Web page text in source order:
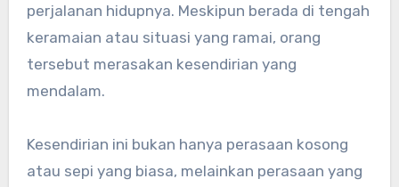
perjalanan hidupnya. Meskipun berada di tengah
keramaian atau situasi yang ramai, orang
tersebut merasakan kesendirian yang
mendalam.
Kesendirian ini bukan hanya perasaan kosong
atau sepi yang biasa, melainkan perasaan yang